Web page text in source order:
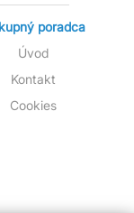
poradca
Úvod
Kontakt
Cookies